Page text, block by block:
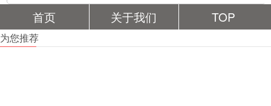
首页 关于我们 TOP
为您推荐